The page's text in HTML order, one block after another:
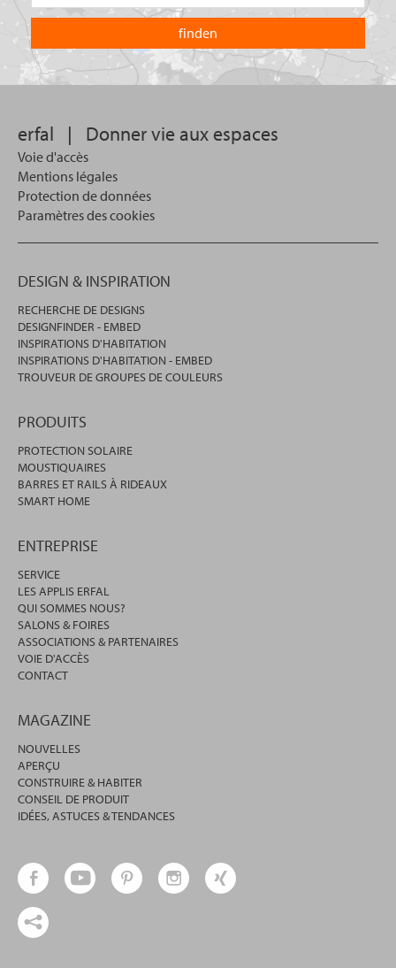
recherchez-
vous
?
pays
dans
lequel
vous
souhaitez
recherche.
erfal | Donner vie aux espaces
Voie d'accès
Mentions légales
Protection de données
Paramètres des cookies
DESIGN & INSPIRATION
RECHERCHE DE DESIGNS
DESIGNFINDER - EMBED
INSPIRATIONS D'HABITATION
INSPIRATIONS D'HABITATION - EMBED
TROUVEUR DE GROUPES DE COULEURS
PRODUITS
PROTECTION SOLAIRE
MOUSTIQUAIRES
BARRES ET RAILS À RIDEAUX
SMART HOME
ENTREPRISE
SERVICE
LES APPLIS ERFAL
QUI SOMMES NOUS?
SALONS & FOIRES
ASSOCIATIONS & PARTENAIRES
VOIE D'ACCÈS
CONTACT
MAGAZINE
NOUVELLES
APERÇU
CONSTRUIRE & HABITER
CONSEIL DE PRODUIT
IDÉES, ASTUCES & TENDANCES